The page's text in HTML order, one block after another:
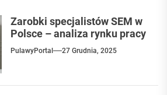
Zarobki specjalistów SEM w
Polsce – analiza rynku pracy
PulawyPortal 27 Grudnia, 2025